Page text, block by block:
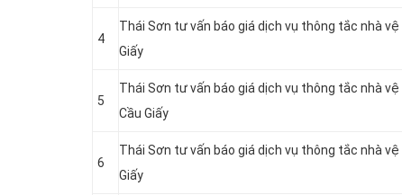
4
Thái Sơn tư vấn báo giá dịch vụ thông tắc nhà
Giấy
5
Thái Sơn tư vấn báo giá dịch vụ thông tắc nhà
Cầu Giấy
6
Thái Sơn tư vấn báo giá dịch vụ thông tắc nhà
Giấy